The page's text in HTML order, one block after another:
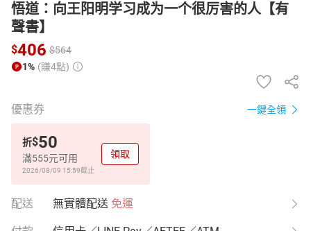
悟道：向王阳明学习成为一个很厉害的人【有
聲書】
$406 $564
1% (賺4點)
優惠券 一鍵全領
折$50
滿555元可用
2026/08/09 15:59截止
領取
配送 無實體配送 免運